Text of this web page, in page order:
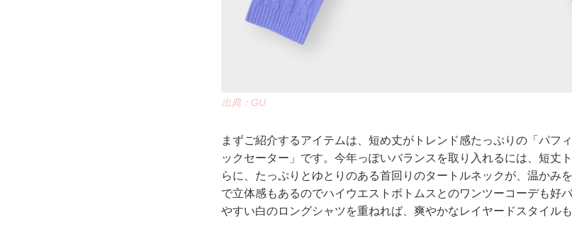
出典：GU
まずご紹介するアイテムは、短め丈がトレンド感たっぷりの「パフ
ックセーター」です。今年っぽいバランスを取り入れるには、短丈
らに、たっぷりとゆとりのある首回りのタートルネックが、温かみ
で立体感もあるのでハイウエストボトムスとのワンツーコーデも好
やすい白のロングシャツを重ねれば、爽やかなレイヤードスタイル